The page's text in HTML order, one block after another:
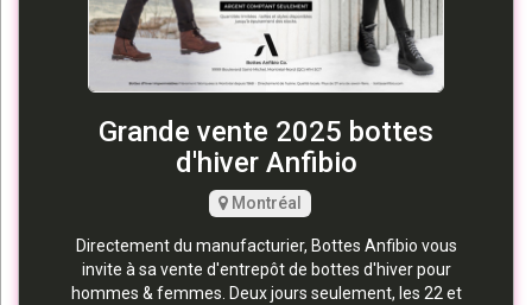
Grande vente 2025 bottes
d'hiver Anfibio
Montréal
Directement du manufacturier, Bottes Anfibio vous
invite à sa vente d'entrepôt de bottes d'hiver pour
hommes & femmes. Deux jours seulement, les 22 et